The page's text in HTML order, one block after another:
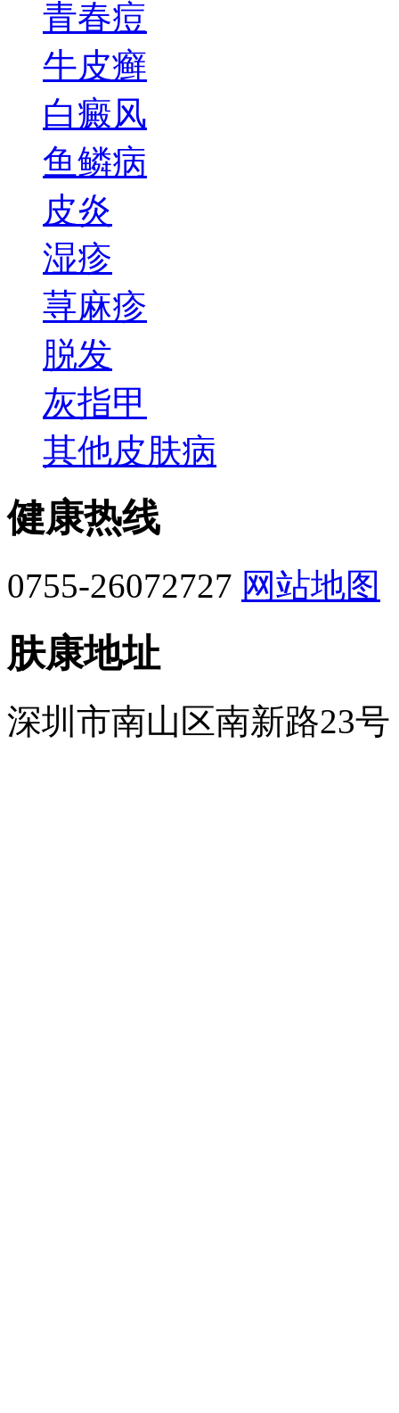
青春痘
牛皮癣
白癜风
鱼鳞病
皮炎
湿疹
荨麻疹
脱发
灰指甲
其他皮肤病
健康热线
0755-26072727 网站地图
肤康地址
深圳市南山区南新路23